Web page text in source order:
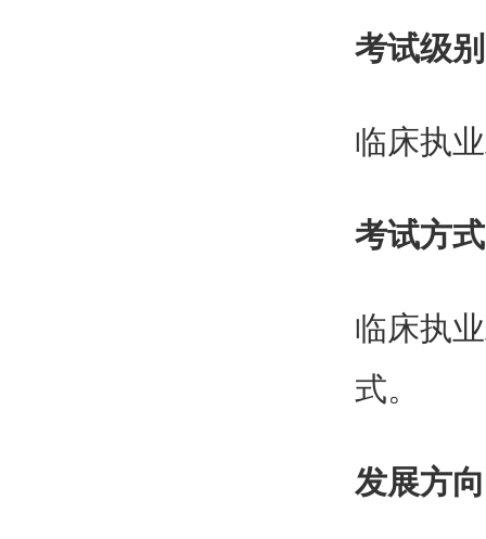
考试级别
临床执
考试方式
临床执
式。
发展方向